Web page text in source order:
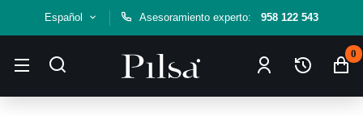
Español Asesoramiento experto: 958 122 543
0